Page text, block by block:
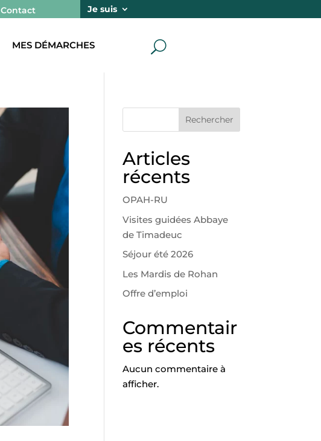
Contact Je suis
MES DÉMARCHES U
Rechercher
Articles
récents
OPAH-RU
Visites guidées Abbaye
de Timadeuc
Séjour été 2026
Les Mardis de Rohan
Offre d’emploi
Commentair
es récents
Aucun commentaire à
afficher.